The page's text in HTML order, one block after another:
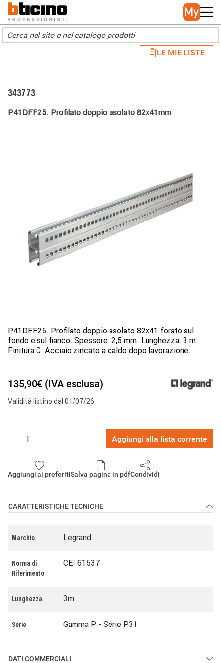
Skip to main content
Main navigation
LE MIE LISTE
343773
P41DFF25. Profilato doppio asolato 82x41mm
P41DFF25. Profilato doppio asolato 82x41 forato sul
fondo e sul fianco. Spessore: 2,5 mm. Lunghezza: 3 m.
Finitura C: Acciaio zincato a caldo dopo lavorazione.
135,90€ (IVA esclusa)
Validità listino dal 01/07/26
Aggiungi alla lista corrente
Aggiungi ai preferitiSalva pagina in pdfCondividi
CARATTERISTICHE TECNICHE
Marchio Legrand
Norma di
Riferimento
CEI 61537
Lunghezza 3m
Serie Gamma P - Serie P31
DATI COMMERCIALI